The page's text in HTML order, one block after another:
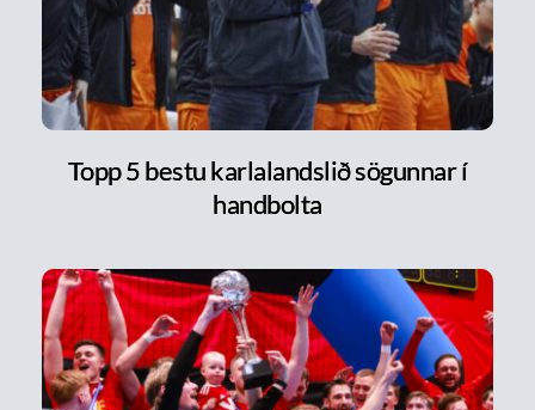
Topp 5 bestu karlalandslið sögunnar í
handbolta